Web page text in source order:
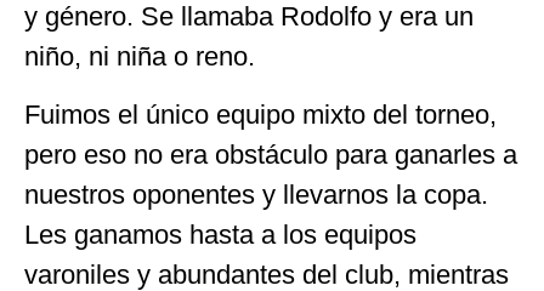
y género. Se llamaba Rodolfo y era un
niño, ni niña o reno.
Fuimos el único equipo mixto del torneo,
pero eso no era obstáculo para ganarles a
nuestros oponentes y llevarnos la copa.
Les ganamos hasta a los equipos
varoniles y abundantes del club, mientras